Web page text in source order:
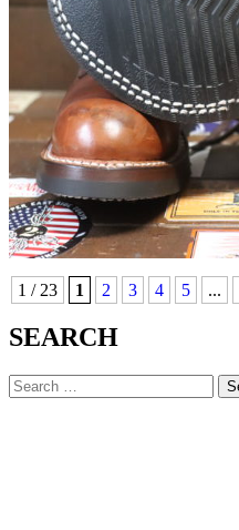
1 / 23 1 2 3 4 5 ...
SEARCH